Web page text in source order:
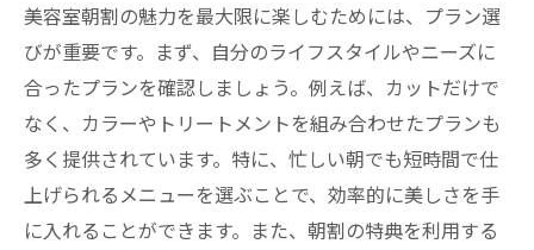
美容室朝割の魅力を最大限に楽しむためには、プラン選
びが重要です。まず、自分のライフスタイルやニーズに
合ったプランを確認しましょう。例えば、カットだけで
なく、カラーやトリートメントを組み合わせたプランも
多く提供されています。特に、忙しい朝でも短時間で仕
上げられるメニューを選ぶことで、効率的に美しさを手
に入れることができます。また、朝割の特典を利用する